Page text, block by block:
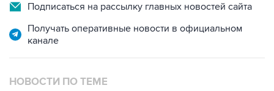
Подписаться на рассылку главных новостей сайта
Получать оперативные новости в официальном
канале
НОВОСТИ ПО ТЕМЕ